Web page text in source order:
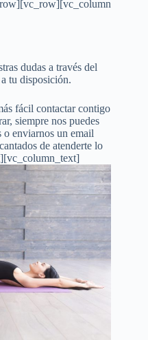
dudas a través del
tu disposición.
fácil contactar contigo
siempre nos puedes
enviarnos un email
de atenderte lo